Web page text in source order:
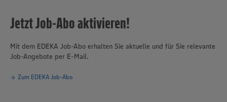
Jetzt Job-Abo aktivieren!
Mit dem EDEKA Job-Abo erhalten Sie aktuelle und für Sie relevante
Job-Angebote per E-Mail.
Zum EDEKA Job-Abo